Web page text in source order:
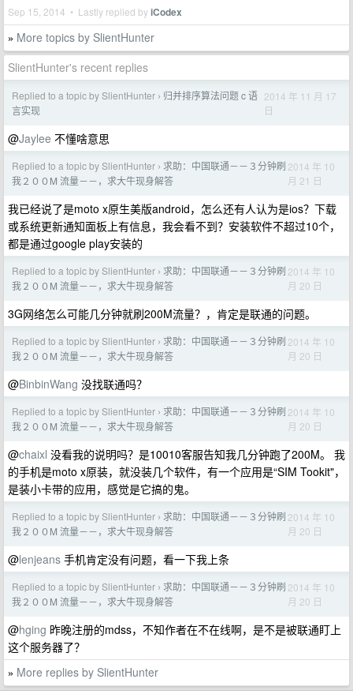
Sep 15, 2014 • Lastly replied byiCodex
» More topics by SlientHunter
SlientHunter's recent replies
Replied to a topic by SlientHunter › 归并排序算法问题 c 语
言实现
2014 年 11 月 17
日
@Jaylee 不懂啥意思
Replied to a topic by SlientHunter › 求助：中国联通－－３分钟刷
我２００M 流量－－，求大牛现身解答
2014 年 10
月 21 日
我已经说了是moto x原生美版android，怎么还有人认为是ios？下载
或系统更新通知面板上有信息，我会看不到？安装软件不超过10个，
都是通过google play安装的
Replied to a topic by SlientHunter › 求助：中国联通－－３分钟刷
我２００M 流量－－，求大牛现身解答
2014 年 10
月 20 日
3G网络怎么可能几分钟就刷200M流量？，肯定是联通的问题。
Replied to a topic by SlientHunter › 求助：中国联通－－３分钟刷
我２００M 流量－－，求大牛现身解答
2014 年 10
月 20 日
@BinbinWang 没找联通吗？
Replied to a topic by SlientHunter › 求助：中国联通－－３分钟刷
我２００M 流量－－，求大牛现身解答
2014 年 10
月 20 日
@chaixl 没看我的说明吗？是10010客服告知我几分钟跑了200M。 我
的手机是moto x原装，就没装几个软件，有一个应用是“SIM Tookit"，
是装小卡带的应用，感觉是它搞的鬼。
Replied to a topic by SlientHunter › 求助：中国联通－－３分钟刷
我２００M 流量－－，求大牛现身解答
2014 年 10
月 20 日
@lenjeans 手机肯定没有问题，看一下我上条
Replied to a topic by SlientHunter › 求助：中国联通－－３分钟刷
我２００M 流量－－，求大牛现身解答
2014 年 10
月 20 日
@hging 昨晚注册的mdss，不知作者在不在线啊，是不是被联通盯上
这个服务器了？
» More replies by SlientHunter